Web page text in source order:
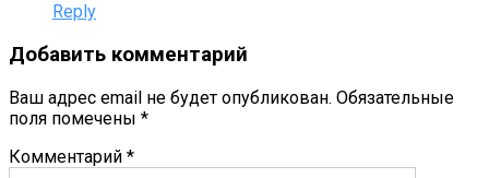
Reply
Добавить комментарий
Ваш адрес email не будет опубликован. Обязательные
поля помечены *
Комментарий *